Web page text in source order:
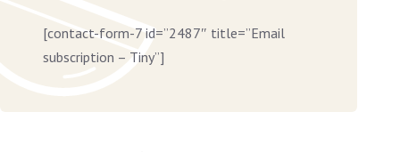
[contact-form-7 id=”2487″ title=”Email
subscription – Tiny”]